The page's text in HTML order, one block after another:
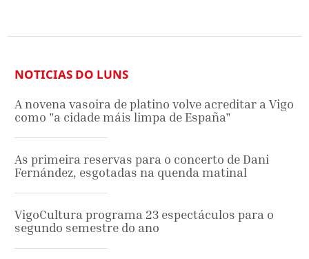
NOTICIAS DO LUNS
A novena vasoira de platino volve acreditar a Vigo
como "a cidade máis limpa de España"
As primeira reservas para o concerto de Dani
Fernández, esgotadas na quenda matinal
VigoCultura programa 23 espectáculos para o
segundo semestre do ano